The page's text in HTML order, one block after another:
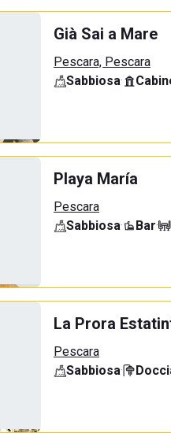
Già Sai a Mare
Pescara, Pescara
Sabbiosa·
Playa María
Pescara
Sabbiosa· Bar·
La Prora
Pescara
Sabbiosa·